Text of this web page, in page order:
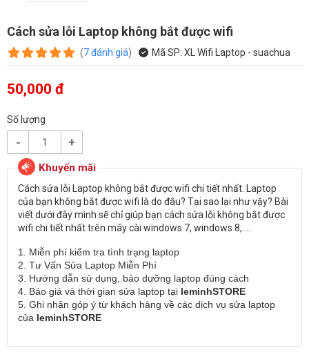
Cách sửa lỗi Laptop không bắt được wifi
(7đánh giá) Mã SP: XL Wifi Laptop - suachua
50,000 đ
Số lượng
- +
Cách sửa lỗi Laptop không bắt được wifi chi tiết nhất. Laptop
của bạn không bắt được wifi là do đâu? Tại sao lại như vậy? Bài
viết dưới đây mình sẽ chỉ giúp bạn cách sửa lỗi không bắt được
wifi chi tiết nhất trên máy cài windows 7, windows 8,....
1. Miễn phí kiểm tra tình trạng laptop
2. Tư Vấn Sửa Laptop Miễn Phí
3. Hướng dẫn sử dụng, bảo dưỡng laptop đúng cách
4. Báo giá và thời gian sửa laptop tại leminhSTORE
5. Ghi nhận góp ý từ khách hàng về các dịch vụ sửa laptop
của leminhSTORE